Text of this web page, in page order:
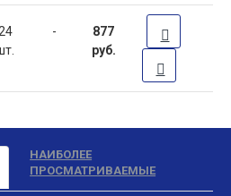
24
-
877
руб.
НАИБОЛЕЕ
ПРОСМАТРИВАЕМЫЕ